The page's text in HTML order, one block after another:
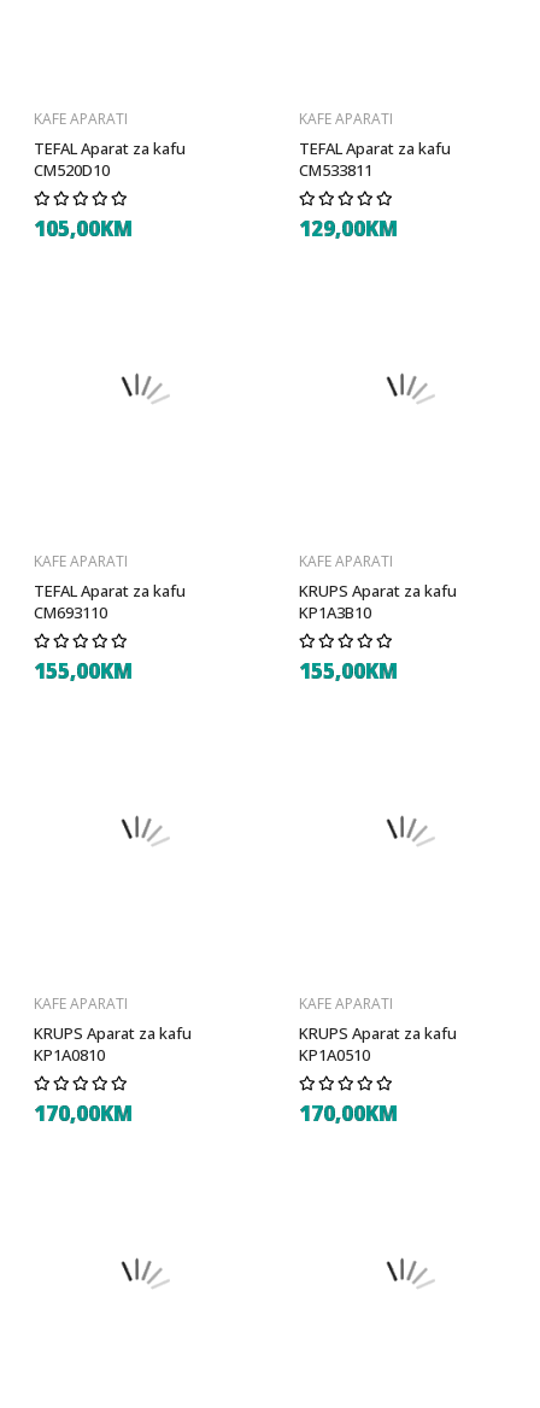
KAFE APARATI
TEFAL Aparat za kafu
CM520D10
105,00KM
KAFE APARATI
TEFAL Aparat za kafu
CM533811
129,00KM
KAFE APARATI
TEFAL Aparat za kafu
CM693110
155,00KM
KAFE APARATI
KRUPS Aparat za kafu
KP1A3B10
155,00KM
KAFE APARATI
KRUPS Aparat za kafu
KP1A0810
170,00KM
KAFE APARATI
KRUPS Aparat za kafu
KP1A0510
170,00KM